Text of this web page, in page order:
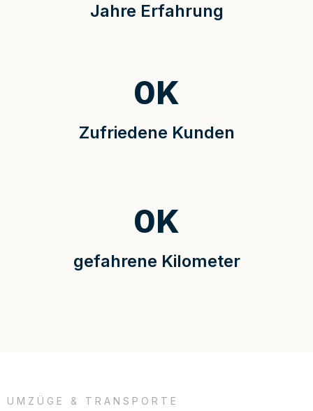
Jahre Erfahrung
Zufriedene Kunden
0K
gefahrene Kilometer
0K
UMZÜGE & TRANSPORTE